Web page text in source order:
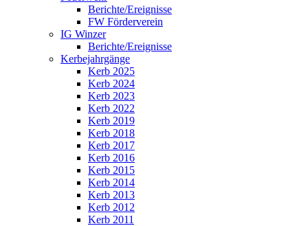
Berichte/Ereignisse
FW Förderverein
IG Winzer
Berichte/Ereignisse
Kerbejahrgänge
Kerb 2025
Kerb 2024
Kerb 2023
Kerb 2022
Kerb 2019
Kerb 2018
Kerb 2017
Kerb 2016
Kerb 2015
Kerb 2014
Kerb 2013
Kerb 2012
Kerb 2011